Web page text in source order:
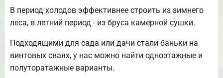
В период холодов эффективнее строить из зимнего
леса, в летний период - из бруса камерной сушки.
Подходящими для сада или дачи стали баньки на
винтовых сваях, у нас можно найти одноэтажные и
полуторатажные варианты.